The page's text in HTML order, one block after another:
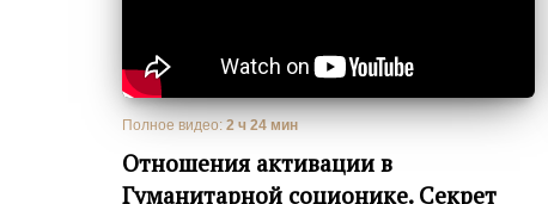
Полное видео: 2 ч 24 мин
Отношения активации в
Гуманитарной соционике. Секрет